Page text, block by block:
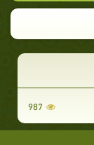
987